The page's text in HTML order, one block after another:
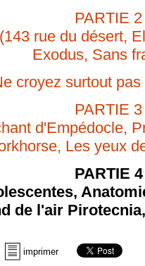
PARTIE 2
(143 rue du désert,
Exodus, Sans
croyez surtout
PARTIE 3
d'Empédocle,
Les yeux
PARTIE 4
de l'air
imprimer